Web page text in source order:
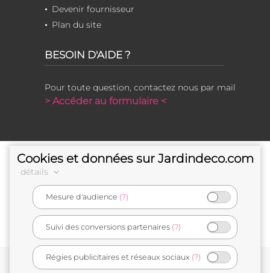
Devenir fournisseur
Plan du site
BESOIN D'AIDE ?
Pour toute question, contactez nous par mail
> Accéder au formulaire <
e-commerçant français
Cookies et données sur Jardindeco.com
détails
Mesure d'audience (?)
Suivi des conversions partenaires (?)
Régies publicitaires et réseaux sociaux (?)